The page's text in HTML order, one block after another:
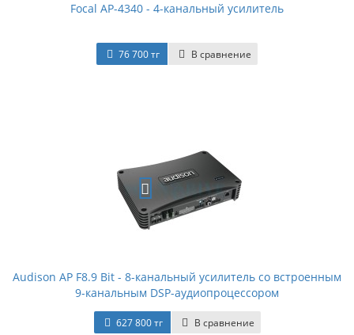
Focal AP-4340 - 4-канальный усилитель
76 700 тг В сравнение
Audison AP F8.9 Bit - 8-канальный усилитель со встроенным
9-канальным DSP-аудиопроцессором
627 800 тг В сравнение